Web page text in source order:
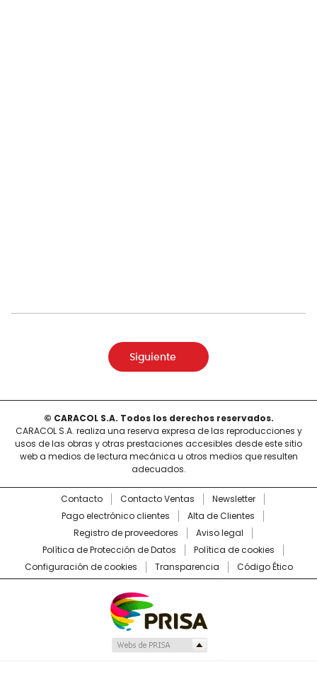
Siguiente
© CARACOL S.A. Todos los derechos reservados.
CARACOL S.A. realiza una reserva expresa de las reproducciones y
usos de las obras y otras prestaciones accesibles desde este sitio
web a medios de lectura mecánica u otros medios que resulten
adecuados.
Contacto Contacto Ventas
Newsletter
Pago electrónico clientes
Alta de Clientes
Registro de proveedores
Aviso legal
Política de Protección de Datos
Política de cookies
Configuración de cookies
Transparencia Código Ético